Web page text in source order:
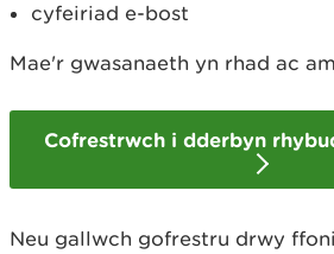
cyfeiriad e-bost
Mae'r gwasanaeth yn rhad ac
Cofrestrwch i dderbyn
Neu gallwch gofrestru drwy